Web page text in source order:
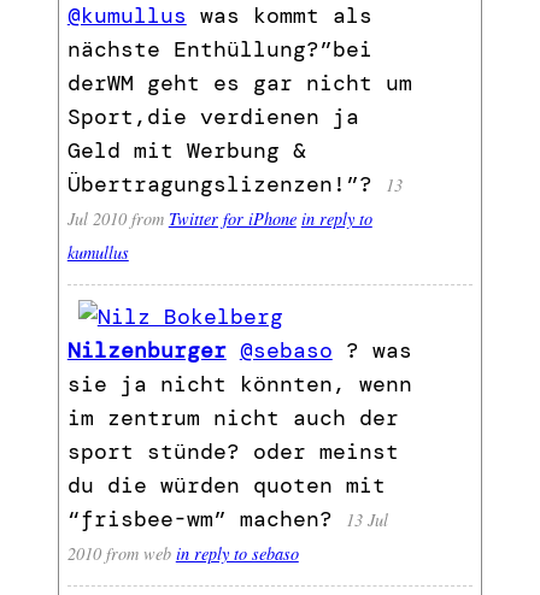
@kumullus was kommt als
nächste Enthüllung?”bei
derWM geht es gar nicht um
Sport,die verdienen ja
Geld mit Werbung &
Übertragungslizenzen!”?
13
Jul 2010 from Twitter for iPhone in reply to
kumullus
Nilzenburger @sebaso ? was
sie ja nicht könnten, wenn
im zentrum nicht auch der
sport stünde? oder meinst
du die würden quoten mit
“frisbee-wm” machen?
13 Jul
2010 from web in reply to sebaso